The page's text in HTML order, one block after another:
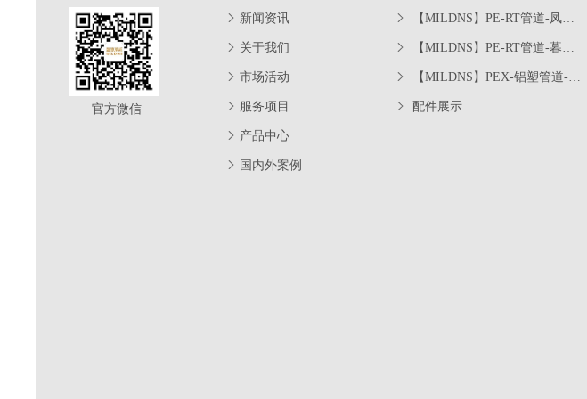
官方微信
新闻资讯
关于我们
市场活动
服务项目
产品中心
国内外案例
【MILDNS】PE-RT管道-凤凰
橙系列
【MILDNS】PE-RT管道-暮光
紫系列
【MILDNS】PEX-铝塑管道-金
属灰系列
配件展示